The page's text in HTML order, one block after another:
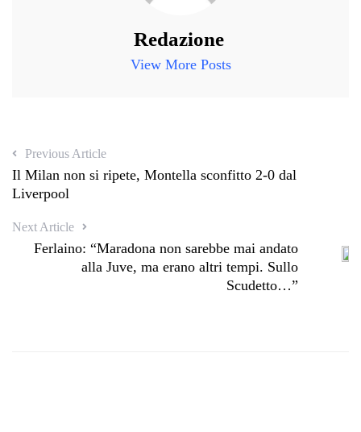
Redazione
View More Posts
Previous Article
Il Milan non si ripete, Montella sconfitto 2-0 dal
Liverpool
Next Article
Ferlaino: “Maradona non sarebbe mai andato
alla Juve, ma erano altri tempi. Sullo
Scudetto…”